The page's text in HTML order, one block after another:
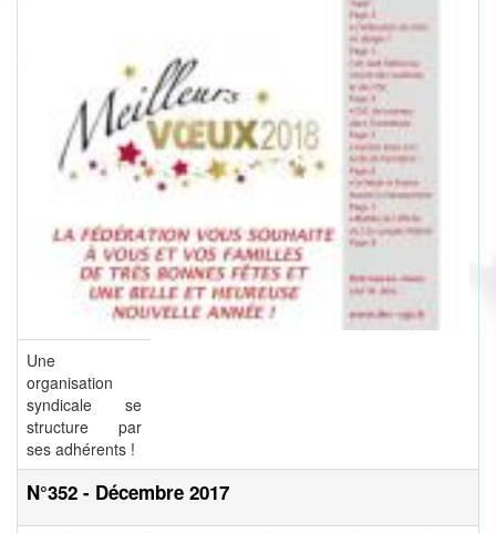
Une
organisation
syndicale se
structure par
ses adhérents !
N°352 - Décembre 2017